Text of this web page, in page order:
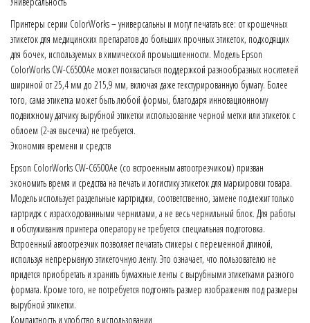
Принтеры серии ColorWorks – универсальны и могут печатать все: от крошечных
этикеток для медицинских препаратов до больших прочных этикеток, подходящих
для бочек, используемых в химической промышленности. Модель Epson
ColorWorks CW-C6500Ae может похвастаться поддержкой разнообразных носителей
шириной от 25,4 мм до 215,9 мм, включая даже текстурированную бумагу. Более
того, сама этикетка может быть любой формы, благодаря инновационному
подвижному датчику вырубной этикетки использование черной метки или этикеток с
облоем (2-ая высечка) не требуется.
Экономия времени и средств
Epson ColorWorks CW-C6500Ae (со встроенным автоотрезчиком) призван
экономить время и средства на печать и логистику этикеток для маркировки товара.
Модель использует раздельные картриджи, соответственно, замене подлежит только
картридж с израсходованными чернилами, а не весь чернильный блок. Для работы
и обслуживания принтера оператору не требуется специальная подготовка.
Встроенный автоотрезчик позволяет печатать стикеры с переменной длиной,
используя непрерывную этикеточную ленту. Это означает, что пользователю не
придется приобретать и хранить бумажные ленты с вырубными этикетками разного
формата. Кроме того, не потребуется подгонять размер изображения под размеры
вырубной этикетки.
Компактность и удобство в использовании